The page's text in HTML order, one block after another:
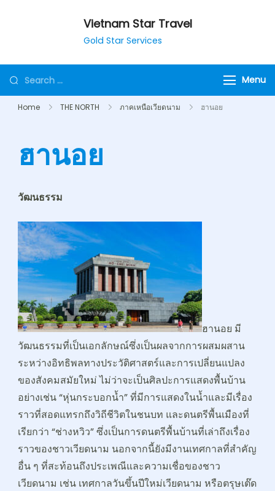
Vietnam Star Travel
Gold Star Services
Menu
Home THE NORTH ภาคเหนือเวียดนาม ฮานอย
ฮานอย
วัฒนธรรม
ฮานอย มี
วัฒนธรรมที่เป็นเอกลักษณ์ซึ่งเป็นผลจากการผสมผสาน
ระหว่างอิทธิพลทางประวัติศาสตร์และการเปลี่ยนแปลง
ของสังคมสมัยใหม่ ไม่ว่าจะเป็นศิลปะการแสดงพื้นบ้าน
อย่างเช่น “หุ่นกระบอกน้ำ” ที่มีการแสดงในน้ำและมีเรื่อง
ราวที่สอดแทรกถึงวิถีชีวิตในชนบท และดนตรีพื้นเมืองที่
เรียกว่า “ช่างหวิว” ซึ่งเป็นการดนตรีพื้นบ้านที่เล่าถึงเรื่อง
ราวของชาวเวียดนาม นอกจากนี้ยังมีงานเทศกาลที่สำคัญ
อื่น ๆ ที่สะท้อนถึงประเพณีและความเชื่อของชาว
เวียดนาม เช่น เทศกาลวันขึ้นปีใหม่เวียดนาม หรือตรุษเต๊ด